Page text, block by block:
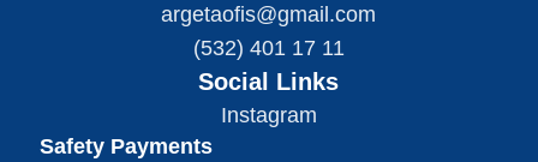
argetaofis@gmail.com
(532) 401 17 11
Social Links
Instagram
Safety Payments